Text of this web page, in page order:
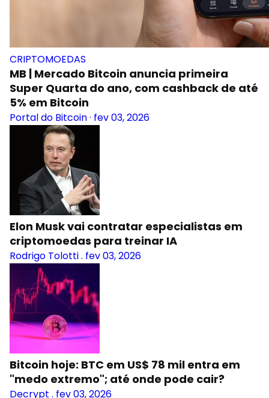
CRIPTOMOEDAS
MB | Mercado Bitcoin anuncia primeira
Super Quarta do ano, com cashback de até
5% em Bitcoin
Portal do Bitcoin· fev 03, 2026
Elon Musk vai contratar especialistas em
criptomoedas para treinar IA
Rodrigo Tolotti. fev 03, 2026
Bitcoin hoje: BTC em US$ 78 mil entra em
"medo extremo"; até onde pode cair?
Decrypt . fev 03, 2026